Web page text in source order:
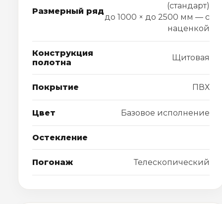
Размерный ряд
(стандарт)
до 1000 × до 2500 мм — с
наценкой
Конструкция
полотна
Щитовая
Покрытие ПВХ
Цвет Базовое исполнение
Остекление
Погонаж Телескопический